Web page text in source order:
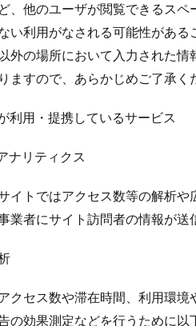
、他のユーザが閲覧できるス
い利用がなされる可能性があ
外の場所において入力された
ますので、あらかじめご了承く
利用・提携しているサービス
ナリティクス
イトではアクセス数等の解析や
業者にサイト訪問者の情報が送
クセス数や滞在時間、利用環
の効果測定などを行うために以